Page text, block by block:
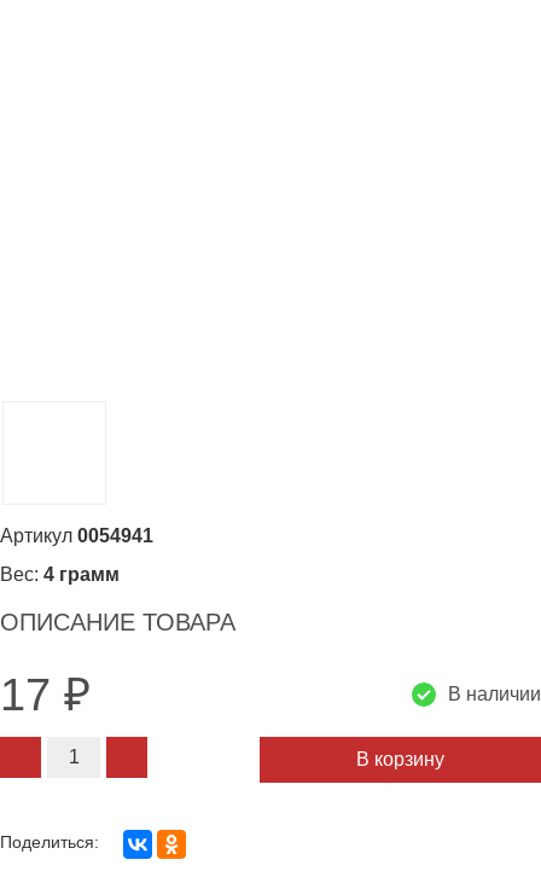
Артикул 0054941
Вес: 4 грамм
ОПИСАНИЕ ТОВАРА
17 ₽ В наличии
В корзину
Поделиться: